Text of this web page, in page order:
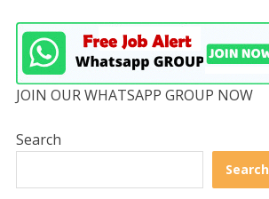
JOIN OUR WHATSAPP GROUP NOW
Search
Search